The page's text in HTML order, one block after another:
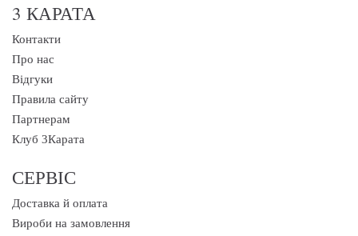
3 КАРАТА
Контакти
Про нас
Відгуки
Правила сайту
Партнерам
Клуб 3Карата
СЕРВІС
Доставка й оплата
Вироби на замовлення